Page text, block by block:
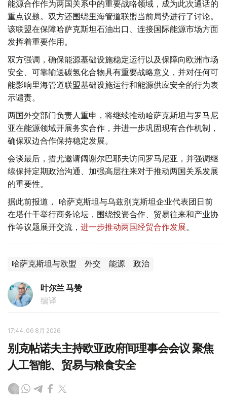
能源合作作为两国关系中的重要战略领域，成为此次通话的
重点议题。双方还围绕里海管道联盟当前局势进行了讨论。
该联盟在保障哈萨克斯坦石油出口、连接国际能源市场方面
发挥着重要作用。
双方强调，确保能源基础设施稳定运行以及保障向欧洲市场
安全、可靠输送碳氢化合物具有重要战略意义，并对任何可
能影响里海管道联盟基础设施运行和能源供应安全的行为表
示谴责。
两国外交部门负责人重申，将继续推动哈萨克斯坦与罗马尼
亚在能源领域开展务实合作，并进一步巩固现有合作机制，
确保双边合作保持稳定发展。
会谈最后，措尤邀请阔谢尔巴耶夫访问罗马尼亚，并强调继
续保持定期政治沟通、加强高层往来对于推动两国关系发展
的重要性。
据此前报道， 哈萨克斯坦与乌兹别克斯坦企业代表团日前
在塔什干举行商务论坛，围绕投资合作、贸易往来和产业协
作等议题展开交流， 进一步推动两国经贸合作发展。
哈萨克斯坦与欧盟 外交 能源 政治
叶尔兰 马赞
编译
17:44, 06 8月 2026
别克帖诺夫主持欧亚政府间理事会会议 聚焦
人工智能、贸易与粮食安全